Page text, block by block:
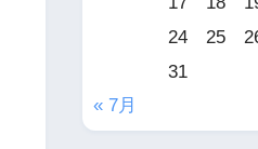
24
25
31
« 7月